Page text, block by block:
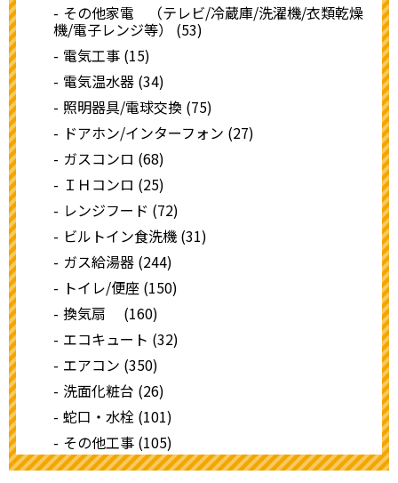
その他家電 （テレビ/冷蔵庫/洗濯機/衣類乾燥
機/電子レンジ等） (53)
電気工事 (15)
電気温水器 (34)
照明器具/電球交換 (75)
ドアホン/インターフォン (27)
ガスコンロ (68)
ＩＨコンロ (25)
レンジフード (72)
ビルトイン食洗機 (31)
ガス給湯器 (244)
トイレ/便座 (150)
換気扇 (160)
エコキュート (32)
エアコン (350)
洗面化粧台 (26)
蛇口・水栓 (101)
その他工事 (105)